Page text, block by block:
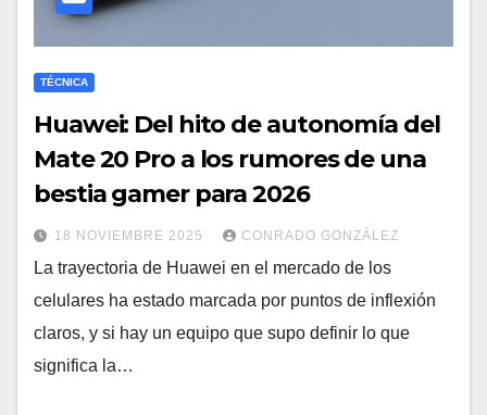
TÉCNICA
Huawei: Del hito de autonomía del
Mate 20 Pro a los rumores de una
bestia gamer para 2026
18 NOVIEMBRE 2025 CONRADO GONZÁLEZ
La trayectoria de Huawei en el mercado de los
celulares ha estado marcada por puntos de inflexión
claros, y si hay un equipo que supo definir lo que
significa la…